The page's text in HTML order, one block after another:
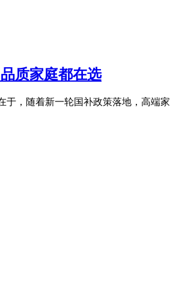
质家庭都在选
，随着新一轮国补政策落地，高端